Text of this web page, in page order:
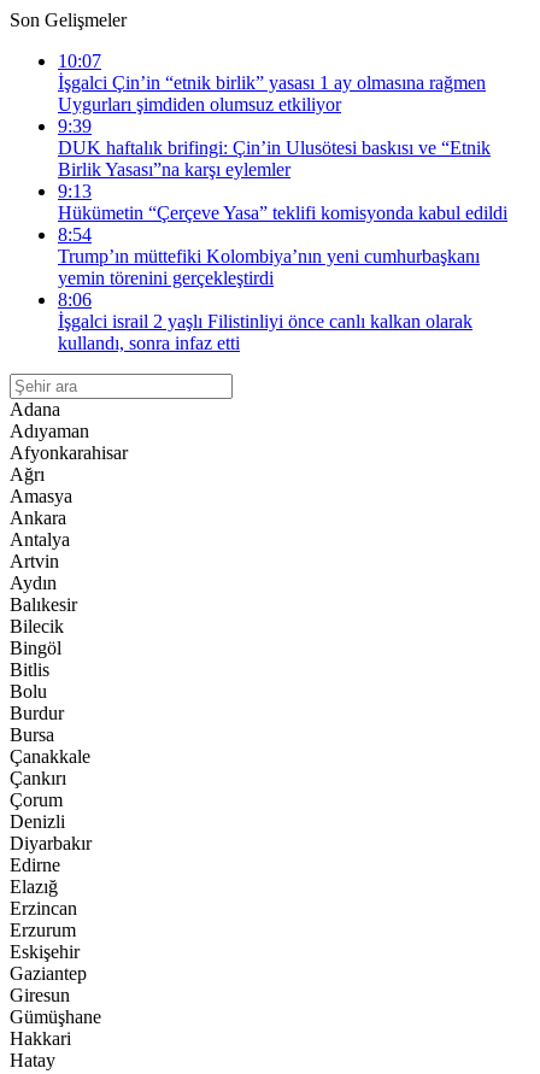
Son Gelişmeler
10:07
İşgalci Çin’in “etnik birlik” yasası 1 ay olmasına rağmen
Uygurları şimdiden olumsuz etkiliyor
9:39
DUK haftalık brifingi: Çin’in Ulusötesi baskısı ve “Etnik
Birlik Yasası”na karşı eylemler
9:13
Hükümetin “Çerçeve Yasa” teklifi komisyonda kabul edildi
8:54
Trump’ın müttefiki Kolombiya’nın yeni cumhurbaşkanı
yemin törenini gerçekleştirdi
8:06
İşgalci israil 2 yaşlı Filistinliyi önce canlı kalkan olarak
kullandı, sonra infaz etti
Adana
Adıyaman
Afyonkarahisar
Ağrı
Amasya
Ankara
Antalya
Artvin
Aydın
Balıkesir
Bilecik
Bingöl
Bitlis
Bolu
Burdur
Bursa
Çanakkale
Çankırı
Çorum
Denizli
Diyarbakır
Edirne
Elazığ
Erzincan
Erzurum
Eskişehir
Gaziantep
Giresun
Gümüşhane
Hakkari
Hatay